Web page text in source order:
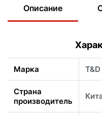
Описание
Марка
Страна
производитель